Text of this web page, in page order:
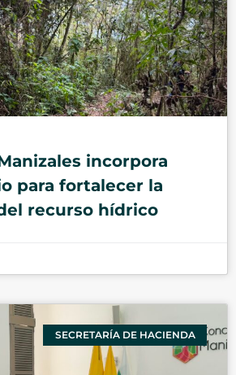
incorpora
para fortalecer la
recurso hídrico
SECRETARÍA DE HACIENDA